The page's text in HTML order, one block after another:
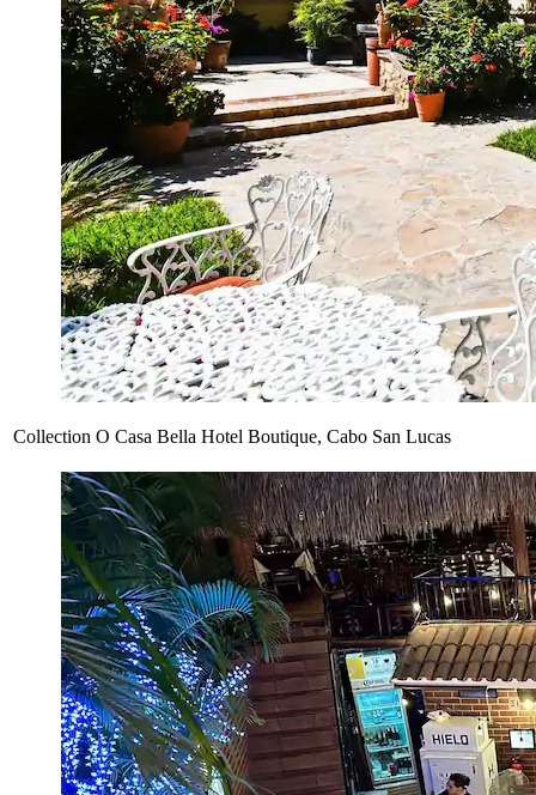
Collection O Casa Bella Hotel Boutique, Cabo San Lucas